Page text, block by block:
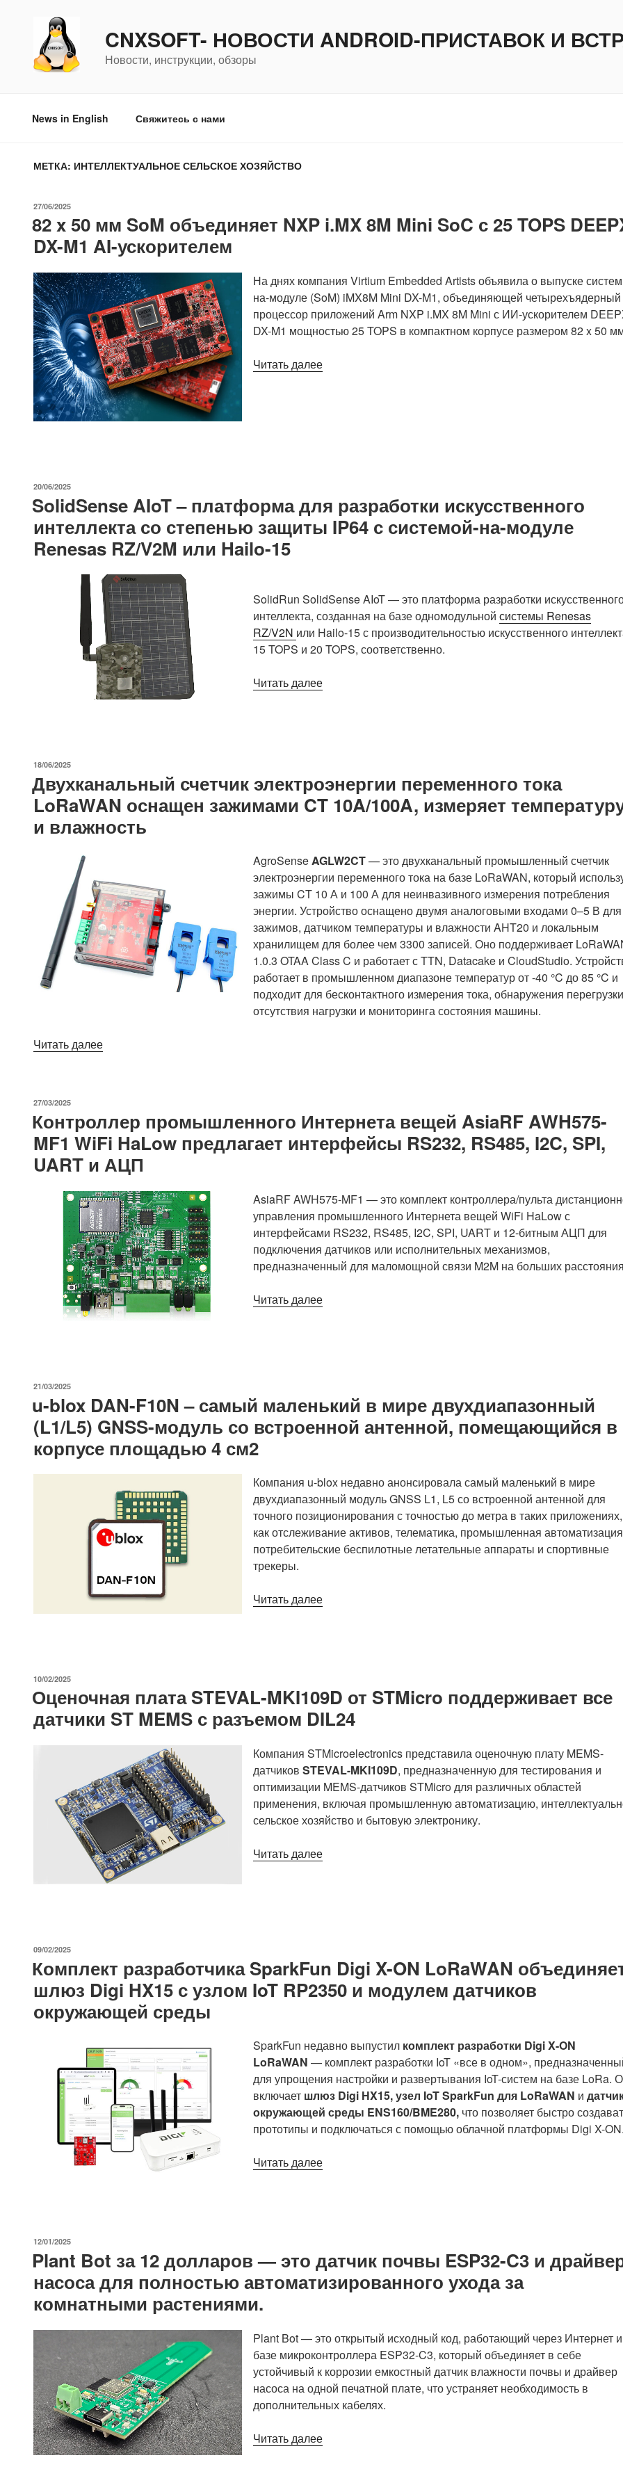
содержимому
CNXSOFT- НОВОСТИ ANDROID-ПРИСТАВОК И
Новости, инструкции, обзоры
News in English Свяжитесь с нами
МЕТКА: ИНТЕЛЛЕКТУАЛЬНОЕ СЕЛЬСКОЕ ХОЗЯЙСТВО
ОПУБЛИКОВАНО
27/06/2025
82 x 50 мм SoM объединяет NXP i.MX 8M Mini SoC с 25 TOPS
DX-M1 AI-ускорителем
На днях компания Virtium Embedded Artists объявила о выпуске
на-модуле (SoM) iMX8M Mini DX-M1, объединяющей четырехъядерный
процессор приложений Arm NXP i.MX 8M Mini с ИИ-ускорителем
DX-M1 мощностью 25 TOPS в компактном корпусе размером 82 x 50
Читать далее«82
Mini
SoC
DEEPX
DX-
M1
AI-
ОПУБЛИКОВАНО
20/06/2025
SolidSense AIoT – платформа для разработки искусственного
интеллекта со степенью защиты IP64 с системой-на-модуле
Renesas RZ/V2M или Hailo-15
SolidRun SolidSense AIoT — это платформа разработки
интеллекта, созданная на базе одномодульной системы Renesas
RZ/V2N или Hailo-15 с производительностью искусственного
15 TOPS и 20 TOPS, соответственно.
Читать далее«SolidSense
искусственного
интеллекта
со
IP64
с
системой-
на-
модуле
Renesas
RZ/V2M
или
Hailo-
15»
ОПУБЛИКОВАНО
18/06/2025
Двухканальный счетчик электроэнергии переменного тока
LoRaWAN оснащен зажимами CT 10A/100A, измеряет
и влажность
AgroSenseAGLW2CT— это двухканальный промышленный счетчик
электроэнергии переменного тока на базе LoRaWAN, который
зажимы CT 10 А и 100 А для неинвазивного измерения потребления
энергии. Устройство оснащено двумя аналоговыми входами 0–5 В для
зажимов, датчиком температуры и влажности AHT20 и локальным
хранилищем для более чем 3300 записей. Оно поддерживает
1.0.3 OTAA Class C и работает с TTN, Datacake и CloudStudio.
работает в промышленном диапазоне температур от -40 °C до 85 °C и
подходит для бесконтактного измерения тока, обнаружения
отсутствия нагрузки и мониторинга состояния машины.
Читать далее«Двухканальный
LoRaWAN
оснащен
зажимами
CT
10A/100A,
измеряет
температуру
и
влажность»
ОПУБЛИКОВАНО
27/03/2025
Контроллер промышленного Интернета вещей AsiaRF AWH575-
MF1 WiFi HaLow предлагает интерфейсы RS232, RS485, I2C, SPI,
UART и АЦП
AsiaRF AWH575-MF1 — это комплект контроллера/пульта
управления промышленного Интернета вещей WiFi HaLow с
интерфейсами RS232, RS485, I2C, SPI, UART и 12-битным АЦП для
подключения датчиков или исполнительных механизмов,
предназначенный для маломощной связи M2M на больших
Читать далее«Контроллер
MF1
WiFi
HaLow
RS232,
RS485,
I2C,
SPI,
UART
ОПУБЛИКОВАНО
21/03/2025
u-blox DAN-F10N – самый маленький в мире двухдиапазонный
(L1/L5) GNSS-модуль со встроенной антенной, помещающийся в
корпусе площадью 4 см2
Компания u-blox недавно анонсировала самый маленький в мире
двухдиапазонный модуль GNSS L1, L5 со встроенной антенной для
точного позиционирования с точностью до метра в таких приложениях,
как отслеживание активов, телематика, промышленная
потребительские беспилотные летательные аппараты и спортивные
трекеры.
Читать далее«u-
маленький
в
двухдиапазонный
(L1/L5)
GNSS-
модуль
со
помещающийся
ОПУБЛИКОВАНО
10/02/2025
Оценочная плата STEVAL-MKI109D от STMicro поддерживает все
датчики ST MEMS с разъемом DIL24
Компания STMicroelectronics представила оценочную плату MEMS-
датчиков STEVAL-MKI109D, предназначенную для тестирования и
оптимизации MEMS-датчиков STMicro для различных областей
применения, включая промышленную автоматизацию,
сельское хозяйство и бытовую электронику.
Читать далее«Оценочная
все
датчики
разъемом
DIL24»
ОПУБЛИКОВАНО
09/02/2025
Комплект разработчика SparkFun Digi X-ON LoRaWAN
шлюз Digi HX15 с узлом IoT RP2350 и модулем датчиков
окружающей среды
SparkFun недавно выпустил комплект разработки Digi X-ON
LoRaWAN — комплект разработки IoT «все в одном»,
для упрощения настройки и развертывания IoT-систем на базе LoRa.
включает шлюз Digi HX15, узел IoT SparkFun для LoRaWAN и
окружающей среды ENS160/BME280, что позволяет быстро
прототипы и подключаться с помощью облачной платформы Digi X-
Читать далее«Комплект
LoRaWAN
объединяет
шлюз
с
узлом
IoT
RP2350
и
датчиков
ОПУБЛИКОВАНО
12/01/2025
Plant Bot за 12 долларов — это датчик почвы ESP32-C3 и
насоса для полностью автоматизированного ухода за
комнатными растениями.
Plant Bot — это открытый исходный код, работающий через Интернет
базе микроконтроллера ESP32-C3, который объединяет в себе
устойчивый к коррозии емкостный датчик влажности почвы и драйвер
насоса на одной печатной плате, что устраняет необходимость в
дополнительных кабелях.
Читать далее«Plant